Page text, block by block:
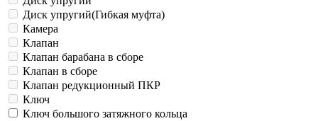
Диск упругий(Гибкая муфта)
Камера
Клапан
Клапан барабана в сборе
Клапан в сборе
Клапан редукционный ПКР
Ключ
Ключ большого затяжного кольца